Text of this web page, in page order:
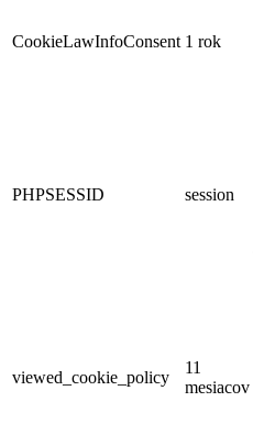
CookieLawInfoConsent 1 rok
PHPSESSID session
viewed_cookie_policy
11
mesiacov